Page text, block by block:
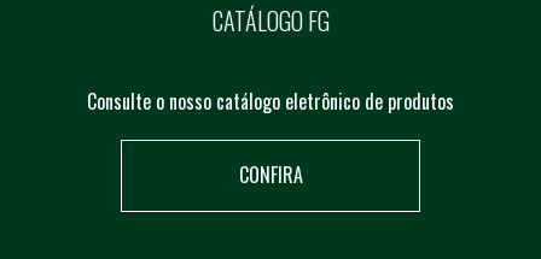
CATÁLOGO FG
Consulte o nosso catálogo eletrônico de produtos
CONFIRA